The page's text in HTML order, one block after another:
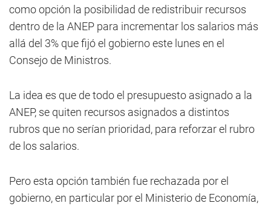
como opción la posibilidad de redistribuir recursos
dentro de la ANEP para incrementar los salarios más
allá del 3% que fijó el gobierno este lunes en el
Consejo de Ministros.
La idea es que de todo el presupuesto asignado a la
ANEP, se quiten recursos asignados a distintos
rubros que no serían prioridad, para reforzar el rubro
de los salarios.
Pero esta opción también fue rechazada por el
gobierno, en particular por el Ministerio de Economía,